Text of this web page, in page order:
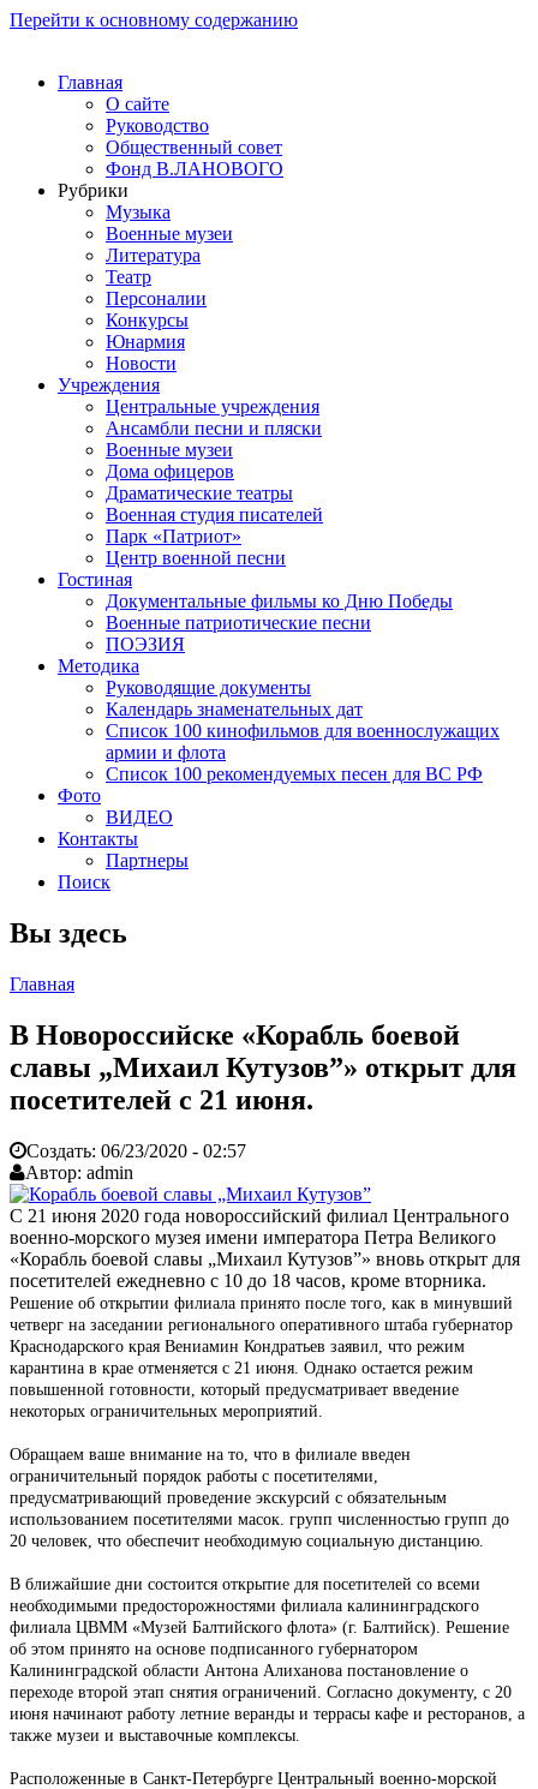
Перейти к основному содержанию
Главная
О сайте
Руководство
Общественный совет
Фонд В.ЛАНОВОГО
Рубрики
Музыка
Военные музеи
Литература
Театр
Персоналии
Конкурсы
Юнармия
Новости
Учреждения
Центральные учреждения
Ансамбли песни и пляски
Военные музеи
Дома офицеров
Драматические театры
Военная студия писателей
Парк «Патриот»
Центр военной песни
Гостиная
Документальные фильмы ко Дню Победы
Военные патриотические песни
ПОЭЗИЯ
Методика
Руководящие документы
Календарь знаменательных дат
Список 100 кинофильмов для военнослужащих
армии и флота
Список 100 рекомендуемых песен для ВС РФ
Фото
ВИДЕО
Контакты
Партнеры
Поиск
Вы здесь
Главная
В Новороссийске «Корабль боевой
славы „Михаил Кутузов”» открыт для
посетителей с 21 июня.
Создать: 06/23/2020 - 02:57
Автор: admin
С 21 июня 2020 года новороссийский филиал Центрального
военно-морского музея имени императора Петра Великого
«Корабль боевой славы „Михаил Кутузов”» вновь открыт для
посетителей ежедневно с 10 до 18 часов, кроме вторника.
Решение об открытии филиала принято после того, как в минувший
четверг на заседании регионального оперативного штаба губернатор
Краснодарского края Вениамин Кондратьев заявил, что режим
карантина в крае отменяется с 21 июня. Однако остается режим
повышенной готовности, который предусматривает введение
некоторых ограничительных мероприятий.
Обращаем ваше внимание на то, что в филиале введен
ограничительный порядок работы с посетителями,
предусматривающий проведение экскурсий с обязательным
использованием посетителями масок. групп численностью групп до
20 человек, что обеспечит необходимую социальную дистанцию.
В ближайшие дни состоится открытие для посетителей со всеми
необходимыми предосторожностями филиала калининградского
филиала ЦВММ «Музей Балтийского флота» (г. Балтийск). Решение
об этом принято на основе подписанного губернатором
Калининградской области Антона Алиханова постановление о
переходе второй этап снятия ограничений. Согласно документу, с 20
июня начинают работу летние веранды и террасы кафе и ресторанов, а
также музеи и выставочные комплексы.
Расположенные в Санкт-Петербурге Центральный военно-морской